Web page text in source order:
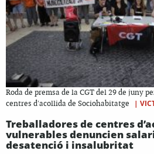
Roda de premsa de la CGT del 29 de juny
centres d'acollida de Sociohabitatge
|
Treballadores de centres
vulnerables denuncien
desatenció i insalubritat